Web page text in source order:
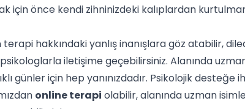
için önce kendi zihninizdeki kalıplardan
terapi hakkındaki yanlış inanışlara göz atabilir,
iletişime geçebilirsiniz. Alanında
günler için hep yanınızdadır. Psikolojik desteğe
online terapi olabilir, alanında uzman